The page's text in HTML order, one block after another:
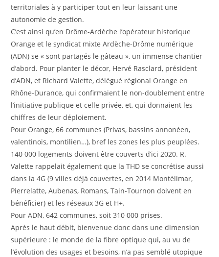
territoriales à y participer tout en leur laissant une
autonomie de gestion.
C’est ainsi qu’en Drôme-Ardèche l’opérateur historique
Orange et le syndicat mixte Ardèche-Drôme numérique
(ADN) se « sont partagés le gâteau », un immense chantier
d’abord. Pour planter le décor, Hervé Rasclard, président
d’ADN, et Richard Valette, délégué régional Orange en
Rhône-Durance, qui confirmaient le non-doublement entre
l’initiative publique et celle privée, et, qui donnaient les
chiffres de leur déploiement.
Pour Orange, 66 communes (Privas, bassins annonéen,
valentinois, montilien…), bref les zones les plus peuplées.
140 000 logements doivent être couverts d’ici 2020. R.
Valette rappelait également que la THD se concrétise aussi
dans la 4G (9 villes déjà couvertes, en 2014 Montélimar,
Pierrelatte, Aubenas, Romans, Tain-Tournon doivent en
bénéficier) et les réseaux 3G et H+.
Pour ADN, 642 communes, soit 310 000 prises.
Après le haut débit, bienvenue donc dans une dimension
supérieure : le monde de la fibre optique qui, au vu de
l’évolution des usages et besoins, n’a pas semblé utopique